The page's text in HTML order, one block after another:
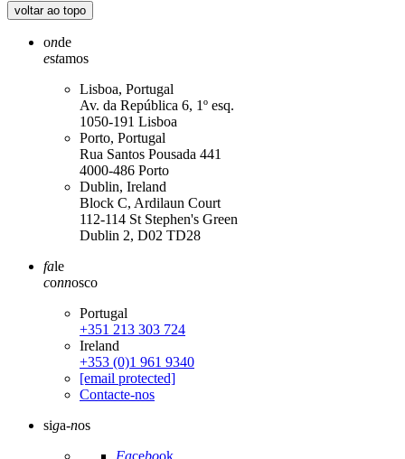
voltar ao topo
onde
estamos
Lisboa, Portugal
Av. da República 6, 1º esq.
1050-191 Lisboa
Porto, Portugal
Rua Santos Pousada 441
4000-486 Porto
Dublin, Ireland
Block C, Ardilaun Court
112-114 St Stephen's Green
Dublin 2, D02 TD28
fale
connosco
Portugal
+351 213 303 724
Ireland
+353 (0)1 961 9340
[email protected]
Contacte-nos
siga-nos
Facebook